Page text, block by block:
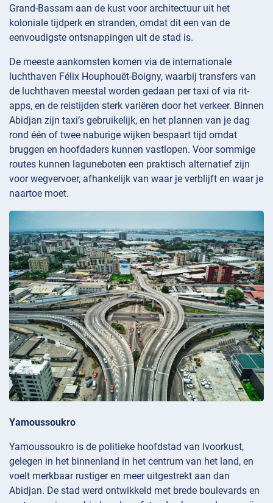
Grand-Bassam aan de kust voor architectuur uit het
koloniale tijdperk en stranden, omdat dit een van de
eenvoudigste ontsnappingen uit de stad is.
De meeste aankomsten komen via de internationale
luchthaven Félix Houphouët-Boigny, waarbij transfers van
de luchthaven meestal worden gedaan per taxi of via rit-
apps, en de reistijden sterk variëren door het verkeer. Binnen
Abidjan zijn taxi’s gebruikelijk, en het plannen van je dag
rond één of twee naburige wijken bespaart tijd omdat
bruggen en hoofdaders kunnen vastlopen. Voor sommige
routes kunnen laguneboten een praktisch alternatief zijn
voor wegvervoer, afhankelijk van waar je verblijft en waar je
naartoe moet.
Yamoussoukro
Yamoussoukro is de politieke hoofdstad van Ivoorkust,
gelegen in het binnenland in het centrum van het land, en
voelt merkbaar rustiger en meer uitgestrekt aan dan
Abidjan. De stad werd ontwikkeld met brede boulevards en